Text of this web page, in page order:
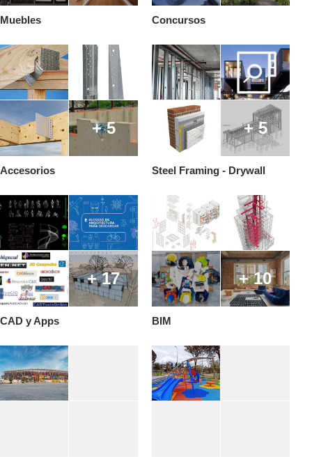
Muebles Concursos
+ 5
Accesorios
+ 5
Steel Framing - Drywall
+ 17
CAD y Apps
+ 10
BIM